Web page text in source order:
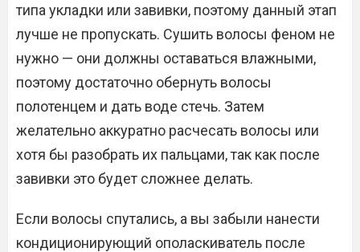
типа укладки или завивки, поэтому данный этап
лучше не пропускать. Сушить волосы феном не
нужно — они должны оставаться влажными,
поэтому достаточно обернуть волосы
полотенцем и дать воде стечь. Затем
желательно аккуратно расчесать волосы или
хотя бы разобрать их пальцами, так как после
завивки это будет сложнее делать.
Если волосы спутались, а вы забыли нанести
кондиционирующий ополаскиватель после